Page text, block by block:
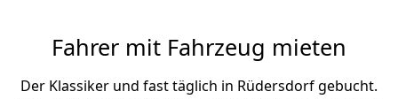
Fahrer mit Fahrzeug mieten
Der Klassiker und fast täglich in Rüdersdorf gebucht.